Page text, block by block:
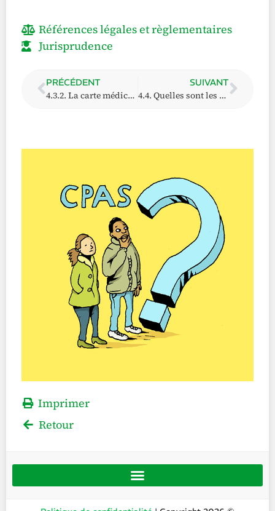
Références légales et règlementaires
Jurisprudence
PRÉCÉDENT
4.3.2. La carte médicale et / ou les réquisitoires
SUIVANT
4.4. Quelles sont les aides d’énergie et / ou d’eau ?
Imprimer
Retour